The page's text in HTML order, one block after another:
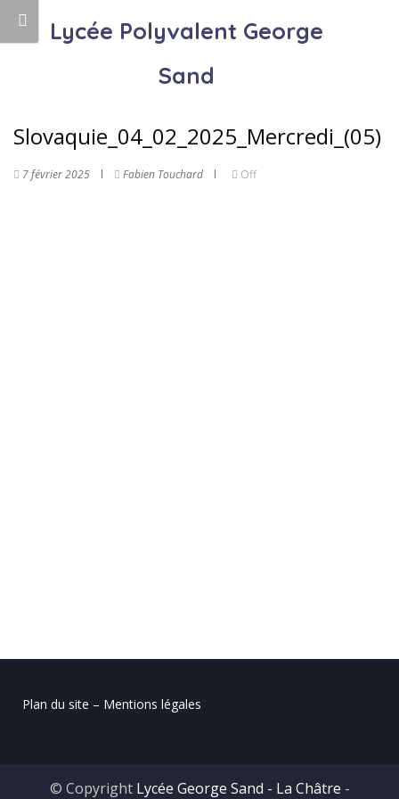
Lycée Polyvalent George
Sand
Slovaquie_04_02_2025_Mercredi_(05)
7 février 2025 Fabien Touchard Off
Plan du site – Mentions légales
© Copyright Lycée George Sand - La Châtre -